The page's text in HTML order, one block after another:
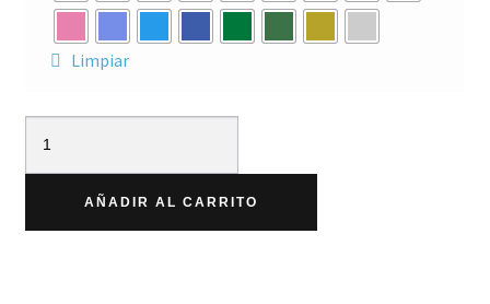
Limpiar
AÑADIR AL CARRITO